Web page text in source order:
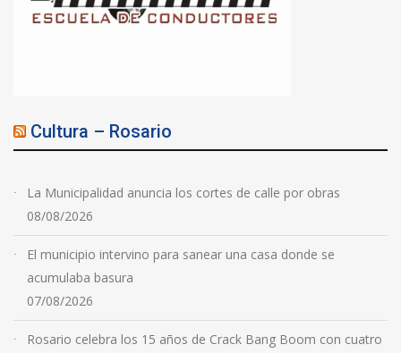
Cultura – Rosario
La Municipalidad anuncia los cortes de calle por obras
08/08/2026
El municipio intervino para sanear una casa donde se
acumulaba basura
07/08/2026
Rosario celebra los 15 años de Crack Bang Boom con cuatro